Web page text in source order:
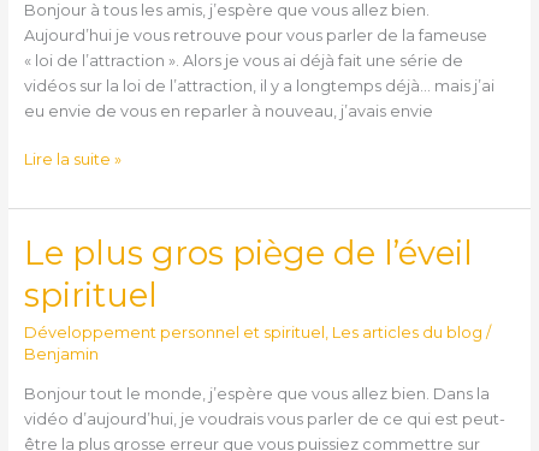
Bonjour à tous les amis, j’espère que vous allez bien.
Aujourd’hui je vous retrouve pour vous parler de la fameuse
« loi de l’attraction ». Alors je vous ai déjà fait une série de
vidéos sur la loi de l’attraction, il y a longtemps déjà… mais j’ai
eu envie de vous en reparler à nouveau, j’avais envie
la
loi
de
l’attraction
(1ère
Lire la suite »
Le plus gros piège de l’éveil
spirituel
Développement personnel et spirituel , Les articles du blog /
Benjamin
Bonjour tout le monde, j’espère que vous allez bien. Dans la
vidéo d’aujourd’hui, je voudrais vous parler de ce qui est peut-
être la plus grosse erreur que vous puissiez commettre sur
Le
plus
gros
piège
de
l’éveil
spirituel